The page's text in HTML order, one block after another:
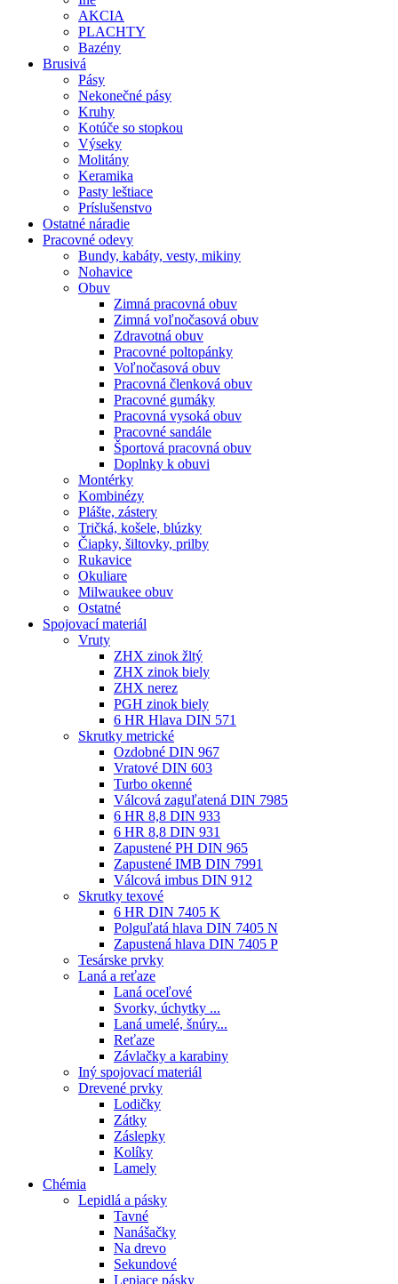
AKCIA
PLACHTY
Bazény
Brusivá
Pásy
Nekonečné pásy
Kruhy
Kotúče so stopkou
Výseky
Molitány
Keramika
Pasty leštiace
Príslušenstvo
Ostatné náradie
Pracovné odevy
Bundy, kabáty, vesty, mikiny
Nohavice
Obuv
Zimná pracovná obuv
Zimná voľnočasová obuv
Zdravotná obuv
Pracovné poltopánky
Voľnočasová obuv
Pracovná členková obuv
Pracovné gumáky
Pracovná vysoká obuv
Pracovné sandále
Športová pracovná obuv
Doplnky k obuvi
Montérky
Kombinézy
Plášte, zástery
Tričká, košele, blúzky
Čiapky, šiltovky, prilby
Rukavice
Okuliare
Milwaukee obuv
Ostatné
Spojovacímateriál
Vruty
ZHX zinok žltý
ZHX zinok biely
ZHX nerez
PGH zinok biely
6 HR Hlava DIN 571
Skrutky metrické
Ozdobné DIN 967
Vratové DIN 603
Turbo okenné
Válcová zaguľatená DIN 7985
6 HR 8,8 DIN 933
6 HR 8,8 DIN 931
Zapustené PH DIN 965
Zapustené IMB DIN 7991
Válcová imbus DIN 912
Skrutky texové
6 HR DIN 7405 K
Polguľatá hlava DIN 7405 N
Zapustená hlava DIN 7405 P
Tesárske prvky
Laná a reťaze
Laná oceľové
Svorky, úchytky ...
Laná umelé, šnúry...
Reťaze
Závlačky a karabiny
Iný spojovací materiál
Drevené prvky
Lodičky
Zátky
Záslepky
Kolíky
Lamely
Chémia
Lepidlá a pásky
Tavné
Nanášačky
Na drevo
Sekundové
Lepiace pásky